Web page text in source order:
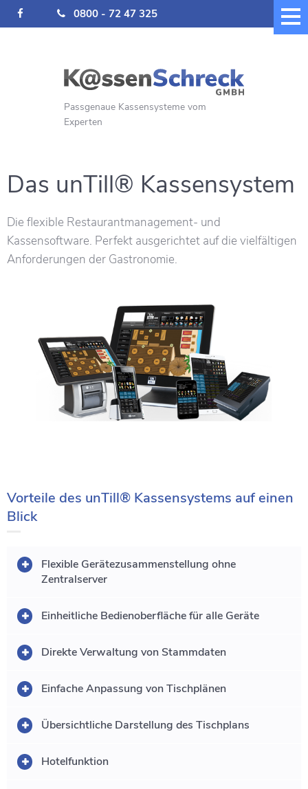
0800 - 72 47 325
Passgenaue Kassensysteme vom
Experten
Das unTill® Kassensystem
Die flexible Restaurantmanagement- und
Kassensoftware. Perfekt ausgerichtet auf die vielfältigen
Anforderungen der Gastronomie.
Vorteile des unTill® Kassensystems auf einen
Blick
Flexible Gerätezusammenstellung ohne
Zentralserver
Einheitliche Bedienoberfläche für alle Geräte
Direkte Verwaltung von Stammdaten
Einfache Anpassung von Tischplänen
Übersichtliche Darstellung des Tischplans
Hotelfunktion